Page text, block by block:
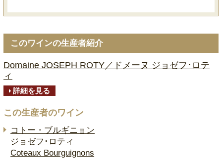
このワインの生産者紹介
Domaine JOSEPH ROTY／ドメーヌ ジョゼフ･ロテ
ィ
詳細を見る
この生産者のワイン
コトー・ブルギニョン
ジョゼフ･ロティ
Coteaux Bourguignons